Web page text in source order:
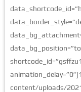
content/uploads/